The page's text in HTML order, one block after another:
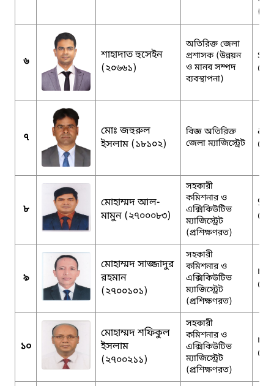
৬
শাহাদাত হুসেইন
(২০৬৬১)
অতিরিক্ত জেলা
প্রশাসক (উন্নয়ন
ও মানব সম্পদ
ব্যবস্থাপনা)
৭
মোঃ জহুরুল
ইসলাম (১৮১০২)
বিজ্ঞ অতিরিক্ত
জেলা ম্যাজিস্ট্রেট
৮
মোহাম্মদ আল-
মামুন (২৭০০০৮৩)
সহকারী
কমিশনার ও
এক্সিকিউটিভ
ম্যাজিস্ট্রেট
(প্রশিক্ষণরত)
৯
মোহাম্মদ সাজ্জাদুর
রহমান
(২৭০০১০১)
সহকারী
কমিশনার ও
এক্সিকিউটিভ
ম্যাজিস্ট্রেট
(প্রশিক্ষণরত)
১০
মোহাম্মদ শফিকুল
ইসলাম
(২৭০০২১১)
সহকারী
কমিশনার ও
এক্সিকিউটিভ
ম্যাজিস্ট্রেট
(প্রশিক্ষণরত)